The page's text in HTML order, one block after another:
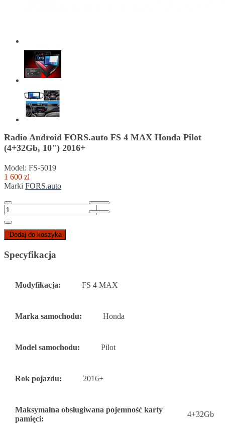
Radio Android FORS.auto FS 4 MAX Honda Pilot
(4+32Gb, 10") 2016+
Model: FS-5019
1 600 zl
Marki FORS.auto
Dodaj do koszyka
Specyfikacja
Modyfikacja: FS 4 MAX
Marka samochodu: Honda
Model samochodu: Pilot
Rok pojazdu: 2016+
Maksymalna obsługiwana pojemność karty
pamięci:
4+32Gb